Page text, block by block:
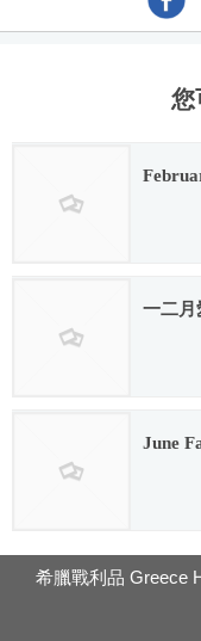
您
一二月
June
希臘戰利品 Greece